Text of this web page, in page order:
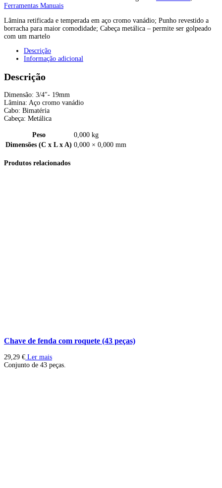
Ferramentas Manuais
Lâmina retificada e temperada em aço cromo vanádio; Punho revestido a
borracha para maior comodidade; Cabeça metálica – permite ser golpeado
com um martelo
Descrição
Informação adicional
Descrição
Dimensão: 3/4″- 19mm
Lâmina: Aço cromo vanádio
Cabo: Bimatéria
Cabeça: Metálica
Peso
0,000 kg
Dimensões (C x L x A) 0,000 × 0,000 mm
Produtos relacionados
Chave de fenda com roquete (43 peças)
29,29 € Ler mais
Conjunto de 43 peças.